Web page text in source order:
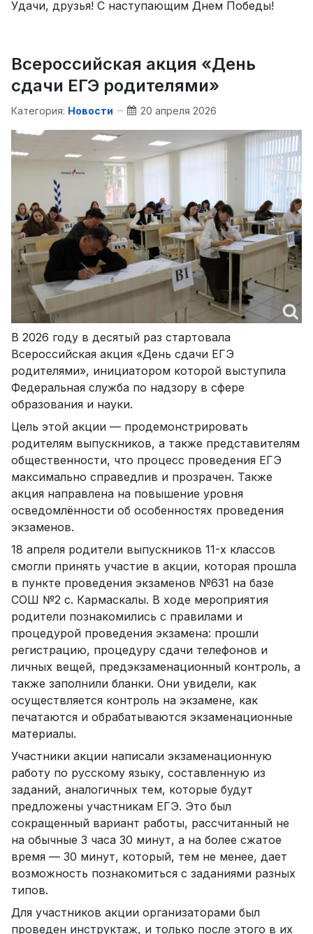
Удачи, друзья! С наступающим Днем Победы!
Всероссийская акция «День
сдачи ЕГЭ родителями»
Категория: Новости 20 апреля 2026
В 2026 году в десятый раз стартовала
Всероссийская акция «День сдачи ЕГЭ
родителями», инициатором которой выступила
Федеральная служба по надзору в сфере
образования и науки.
Цель этой акции — продемонстрировать
родителям выпускников, а также представителям
общественности, что процесс проведения ЕГЭ
максимально справедлив и прозрачен. Также
акция направлена на повышение уровня
осведомлённости об особенностях проведения
экзаменов.
18 апреля родители выпускников 11-х классов
смогли принять участие в акции, которая прошла
в пункте проведения экзаменов №631 на базе
СОШ №2 с. Кармаскалы. В ходе мероприятия
родители познакомились с правилами и
процедурой проведения экзамена: прошли
регистрацию, процедуру сдачи телефонов и
личных вещей, предэкзаменационный контроль, а
также заполнили бланки. Они увидели, как
осуществляется контроль на экзамене, как
печатаются и обрабатываются экзаменационные
материалы.
Участники акции написали экзаменационную
работу по русскому языку, составленную из
заданий, аналогичных тем, которые будут
предложены участникам ЕГЭ. Это был
сокращенный вариант работы, рассчитанный не
на обычные 3 часа 30 минут, а на более сжатое
время — 30 минут, который, тем не менее, дает
возможность познакомиться с заданиями разных
типов.
Для участников акции организаторами был
проведен инструктаж, и только после этого в их